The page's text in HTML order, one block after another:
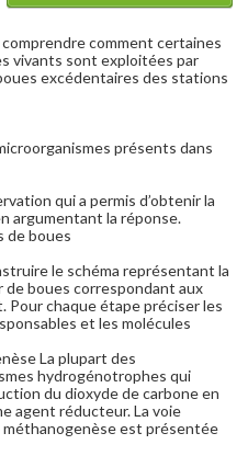
comment certaines
vivants sont exploitées par
excédentaires des stations
présents dans
qui a permis d’obtenir la
argumentant la réponse.
de boues
le schéma représentant la
de boues correspondant aux
chaque étape préciser les
et les molécules
La plupart des
hydrogénotrophes qui
du dioxyde de carbone en
agent réducteur. La voie
est présentée